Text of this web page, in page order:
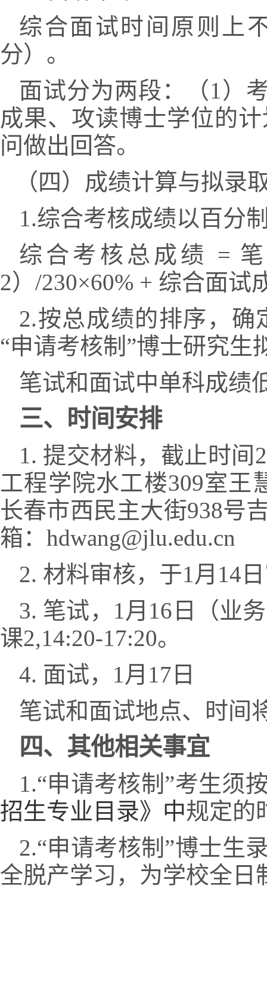
综合面试时间原则上
分）。
面试分为两段：（1 ）
成果、攻读博士学位的
问做出回答。
（四）成绩计算与拟录
1.综合考核成绩以百分
综合考核总成绩 =
2） /230×60% + 综合面试
2.按总成绩的排序，确
“申请考核制 ”博士研究生
笔试和面试中单科成绩
三、时间安排
1. 提交材料，截止时间
工程学院水工楼309室王
长春市西民主大街938号
箱： hdwang@jlu.edu.cn
2. 材料审核，于1 月 14
3. 笔试， 1 月 16 日（业
课2,14:20-17:20。
4. 面试， 1 月 17 日
笔试和面试地点、时间
四、其他相关事宜
1.“申请考核制”考生须
招生专业目录》中规定的
2.“申请考核制 ”博士生
全脱产学习，为学校全日